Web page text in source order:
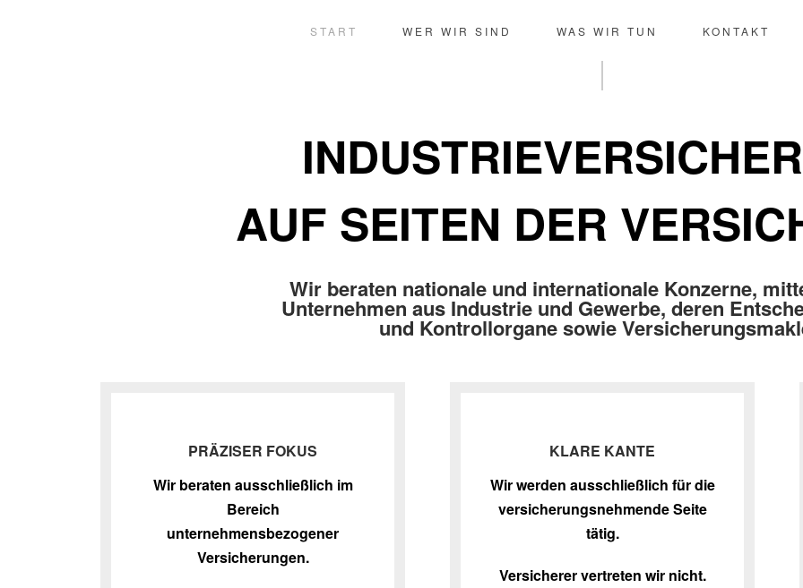
START WER WIR SIND WAS WIR TUN KONTAKT
AUF SEITEN DER
Wir beraten nationale und internationale Konzerne,
Unternehmen aus Industrie und Gewerbe, deren
und Kontrollorgane sowie
PRÄZISER FOKUS
Wir beraten ausschließlich im
Bereich
unternehmensbezogener
Versicherungen.
KLARE KANTE
Wir werden ausschließlich für die
versicherungsnehmende Seite
tätig.
Versicherer vertreten wir nicht.